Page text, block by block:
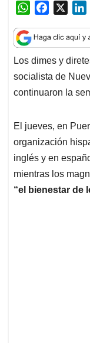
W
a
t
s
A
p
c
e
b
o
o
I
Los dimes y
socialista de
continuaron la
El jueves, en
organización
inglés y en
mientras los
“el bienestar de